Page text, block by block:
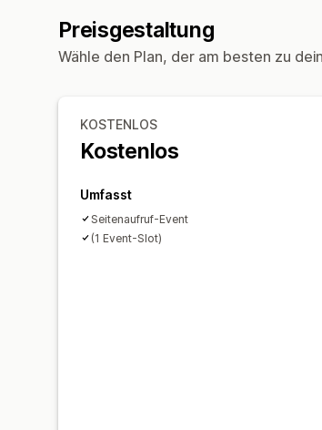
Preisgestaltung
Wähle den Plan, der am besten zu
KOSTENLOS
Kostenlos
Umfasst
Seitenaufruf-Event
(1 Event-Slot)